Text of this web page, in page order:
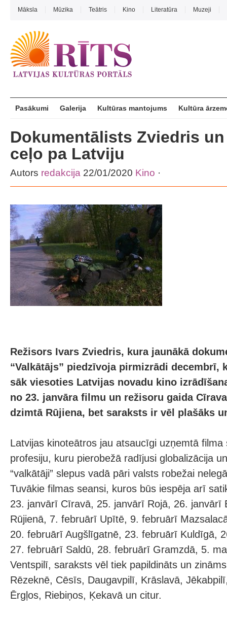
Māksla Mūzika Teātris Kino Literatūra Muzeji
Pasākumi Galerija Kultūras mantojums Kultūra
Dokumentālists Zviedris un
ceļo pa Latviju
Autors redakcija 22/01/2020 Kino ·
Režisors Ivars Zviedris, kura jaunākā
“Valkātājs” piedzīvoja pirmizrādi decembrī,
sāk viesoties Latvijas novadu kino
no 23. janvāra filmu un režisoru gaida
dzimtā Rūjiena, bet saraksts ir vēl plašāks
Latvijas kinoteātros jau atsaucīgi uzņemtā filma
profesiju, kuru pierobežā radījusi globalizācija
“valkātāji” slepus vadā pāri valsts robežai
Tuvākie filmas seansi, kuros būs iespēja arī
23. janvārī Cīravā, 25. janvārī Rojā, 26. janvārī
Rūjienā, 7. februārī Upītē, 9. februārī
20. februārī Augšlīgatnē, 23. februārī Kuldīgā,
27. februārī Saldū, 28. februārī Gramzdā, 5.
Ventspilī, saraksts vēl tiek papildināts un
Rēzeknē, Cēsīs, Daugavpilī, Krāslavā,
Ērgļos, Riebiņos, Ķekavā un citur.